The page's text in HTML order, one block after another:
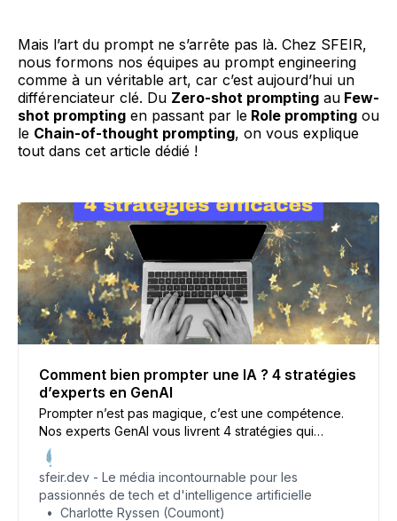
Mais l’art du prompt ne s’arrête pas là. Chez SFEIR,
nous formons nos équipes au prompt engineering
comme à un véritable art, car c’est aujourd’hui un
différenciateur clé. Du Zero-shot prompting au Few-
shot prompting en passant par le Role prompting ou
le Chain-of-thought prompting, on vous explique
tout dans cet article dédié !
Comment bien prompter une IA ? 4 stratégies
d’experts en GenAI
Prompter n’est pas magique, c’est une compétence.
Nos experts GenAI vous livrent 4 stratégies qui
changent tout : zero-shot, few-shot, role et chain-of-
thought. Pour tirer le meilleur de ChatGPT, Gemini,
Claude, Mistral et autres modèles d’IA générative.
sfeir.dev - Le média incontournable pour les
passionnés de tech et d'intelligence artificielle
Charlotte Ryssen (Coumont)